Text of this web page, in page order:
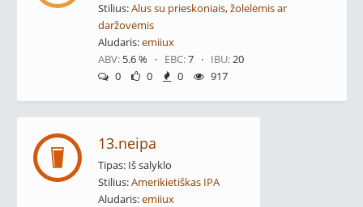
Stilius:Alus su prieskoniais, žolelėmis ar
daržovėmis
Aludaris:emiiux
ABV: 5.6 % · EBC:7 · IBU:20
0
0 0 917
13.neipa
Tipas: Iš salyklo
Stilius:Amerikietiškas IPA
Aludaris:emiiux